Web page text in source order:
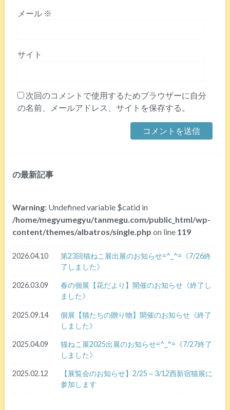
メール ※
サイト
次回のコメントで使用するためブラウザーに自分
の名前、メールアドレス、サイトを保存する。
の最新記事
Warning: Undefined variable $catid in
/home/megyumegyu/tanmegu.com/public_html/wp-
content/themes/albatros/single.php on line 119
2026.04.10
第23回猫ねこ展出展のお知らせ=^_^=《7/26終
了しました》
2026.03.09
春の個展【花だより】開催のお知らせ《終了し
ました》
2025.09.14
個展【猫たちの贈り物】開催のお知らせ《終了
しました》
2025.04.09
猫ねこ展2025出展のお知らせ=^_^=《7/27終了
しました》
2025.02.12
【展覧会のお知らせ】2/25～3/12西新宿猫展に
参加します